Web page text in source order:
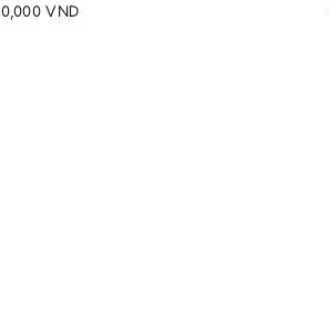
VND